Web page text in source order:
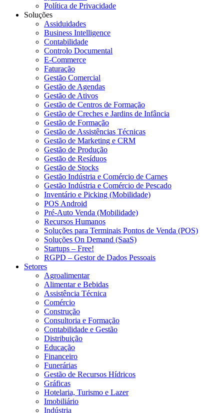
Política de Privacidade
Soluções
Assiduidades
Business Intelligence
Contabilidade
Controlo Documental
E-Commerce
Faturação
Gestão Comercial
Gestão de Agendas
Gestão de Ativos
Gestão de Centros de Formação
Gestão de Creches e Jardins de Infância
Gestão de Formação
Gestão de Assistências Técnicas
Gestão de Marketing e CRM
Gestão de Produção
Gestão de Resíduos
Gestão de Stocks
Gestão Indústria e Comércio de Carnes
Gestão Indústria e Comércio de Pescado
Inventário e Picking (Mobilidade)
POS Android
Pré-Auto Venda (Mobilidade)
Recursos Humanos
Soluções para Terminais Pontos de Venda (POS)
Soluções On Demand (SaaS)
Startups – Free!
RGPD – Gestor de Dados Pessoais
Setores
Agroalimentar
Alimentar e Bebidas
Assistência Técnica
Comércio
Construção
Consultoria e Formação
Contabilidade e Gestão
Distribuição
Educação
Financeiro
Funerárias
Gestão de Recursos Hídricos
Gráficas
Hotelaria, Turismo e Lazer
Imobiliário
Indústria